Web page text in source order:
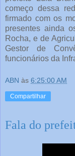
começo dessa
firmado com os
presentes ainda
Rocha, e de
Gestor de
funcionários da
ABN às 6:25:00 AM
Compartilhar
Fala do